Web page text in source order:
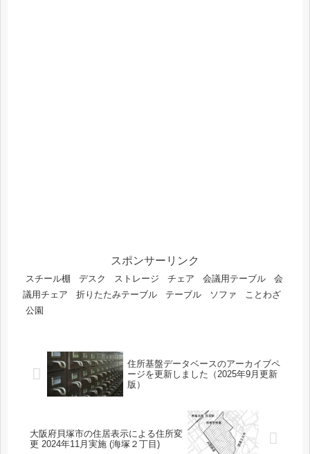
スポンサーリンク
スチール棚 デスク ストレージ チェア 会議用テーブル
会
議用チェア
折りたたみテーブル テーブル ソファ
ことわざ
公園
住所基盤データベースのアーカイブペ
ージを更新しました（2025年9月更新
版）
大阪府貝塚市の住居表示による住所変
更 2024年11月実施 (海塚２丁目)